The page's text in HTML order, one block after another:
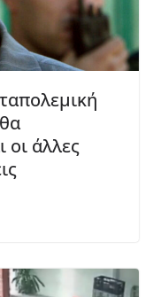
άλλες